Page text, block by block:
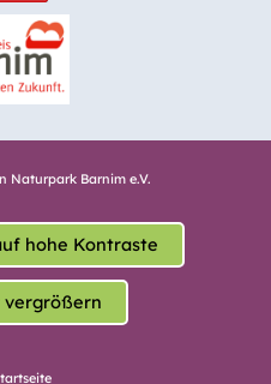
Naturpark Barnim e.V.
hohe Kontraste
vergrößern